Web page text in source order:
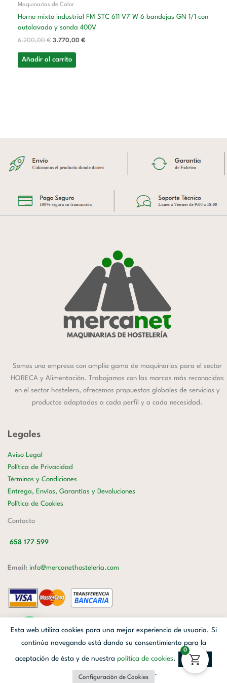
Maquinarias de Calor
Horno mixto industrial FM STC 611 V7 W 6 bandejas GN 1/1 con
autolavado y sonda 400V
6.200,00€ 3.770,00 €
Añadir al carrito
Somos una empresa con amplia gama de maquinarias para el sector
HORECA y Alimentación. Trabajamos con las marcas más reconocidas
en el sector hostelero, ofrecemos propuestas globales de servicios y
productos adaptadas a cada perfil y a cada necesidad.
Legales
Aviso Legal
Política de Privacidad
Términos y Condiciones
Entrega, Envíos, Garantías y Devoluciones
Política de Cookies
Contacto
658 177 599
Email: info@mercanethosteleria.com
Mercanet © 2026.| Diseñado porAvanzada Digital| Webmaster
Facebook Linkedin Instagram
Esta web utiliza cookies para una mejor experiencia de usuario. Si
continúa navegando está dando su consentimiento para la
aceptación de ésta y de nuestra política de cookies. Aceptar
Configuración de Cookies `
0